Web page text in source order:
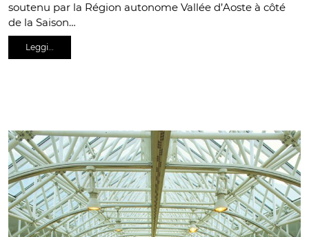
soutenu par la Région autonome Vallée d’Aoste à côté
de la Saison…
Leggi…